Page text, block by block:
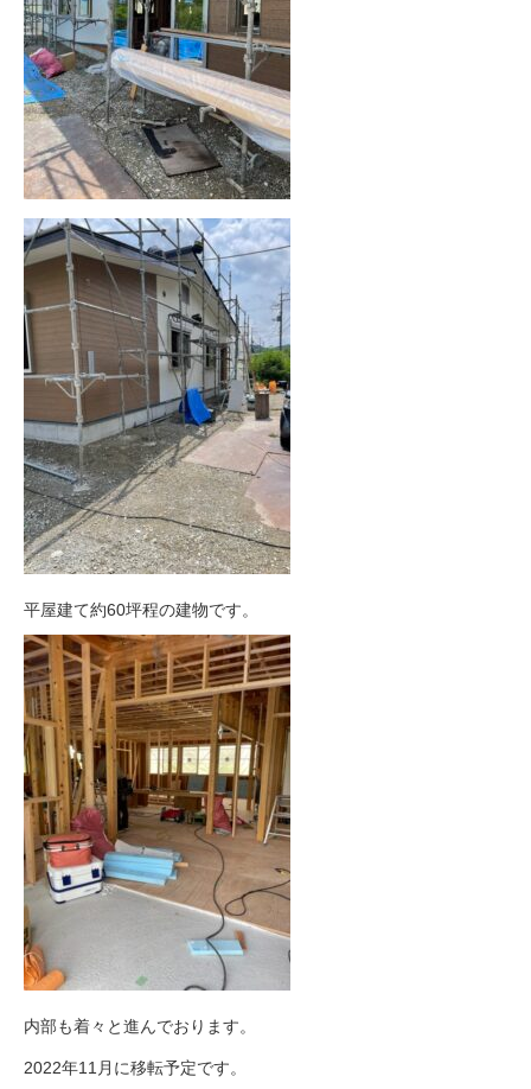
平屋建て約60坪程の建物です。
内部も着々と進んでおります。
2022年11月に移転予定です。